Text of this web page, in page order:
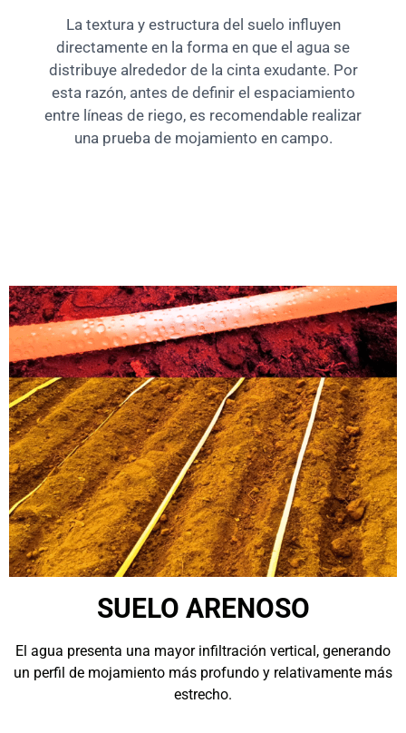
La textura y estructura del suelo influyen
directamente en la forma en que el agua se
distribuye alrededor de la cinta exudante. Por
esta razón, antes de definir el espaciamiento
entre líneas de riego, es recomendable realizar
una prueba de mojamiento en campo.
SUELO ARENOSO
El agua presenta una mayor infiltración vertical, generando
un perfil de mojamiento más profundo y relativamente más
estrecho.